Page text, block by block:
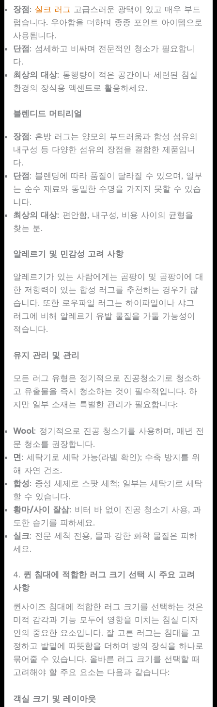
장점: 실크 러그 고급스러운 광택이 있고 매우 부드
럽습니다. 우아함을 더하며 종종 포인트 아이템으로
사용됩니다.
단점: 섬세하고 비싸며 전문적인 청소가 필요합니
다.
최상의 대상: 통행량이 적은 공간이나 세련된 침실
환경의 장식용 액센트로 활용하세요.
블렌디드 머티리얼
장점: 혼방 러그는 양모의 부드러움과 합성 섬유의
내구성 등 다양한 섬유의 장점을 결합한 제품입니
다.
단점: 블렌딩에 따라 품질이 달라질 수 있으며, 일부
는 순수 재료와 동일한 수명을 가지지 못할 수 있습
니다.
최상의 대상: 편안함, 내구성, 비용 사이의 균형을
찾는 분.
알레르기 및 민감성 고려 사항
알레르기가 있는 사람에게는 곰팡이 및 곰팡이에 대
한 저항력이 있는 합성 러그를 추천하는 경우가 많
습니다. 또한 로우파일 러그는 하이파일이나 샤그
러그에 비해 알레르기 유발 물질을 가둘 가능성이
적습니다.
유지 관리 및 관리
모든 러그 유형은 정기적으로 진공청소기로 청소하
고 유출물을 즉시 청소하는 것이 필수적입니다. 하
지만 일부 소재는 특별한 관리가 필요합니다:
Wool: 정기적으로 진공 청소기를 사용하며, 매년 전
문 청소를 권장합니다.
면: 세탁기로 세탁 가능(라벨 확인); 수축 방지를 위
해 자연 건조.
합성: 중성 세제로 스팟 세척; 일부는 세탁기로 세탁
할 수 있습니다.
황마/사이 잘삼: 비터 바 없이 진공 청소기 사용, 과
도한 습기를 피하세요.
실크: 전문 세척 전용, 물과 강한 화학 물질은 피하
세요.
4. 퀸 침대에 적합한 러그 크기 선택 시 주요 고려
사항
퀸사이즈 침대에 적합한 러그 크기를 선택하는 것은
미적 감각과 기능 모두에 영향을 미치는 침실 디자
인의 중요한 요소입니다. 잘 고른 러그는 침대를 고
정하고 발밑에 따뜻함을 더하며 방의 장식을 하나로
묶어줄 수 있습니다. 올바른 러그 크기를 선택할 때
고려해야 할 주요 요소는 다음과 같습니다:
객실 크기 및 레이아웃